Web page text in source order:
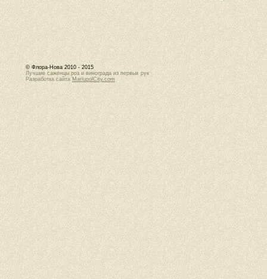
© Флора-Нова 2010 - 2015
Лучшие саженцы роз и винограда из первых рук
Разработка сайтаMariupolCity.com